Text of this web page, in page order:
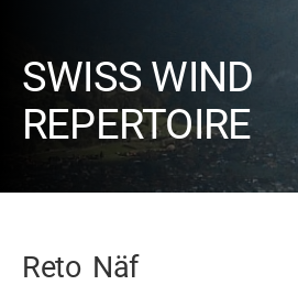
SWISS WIND
REPERTOIRE
Reto Näf